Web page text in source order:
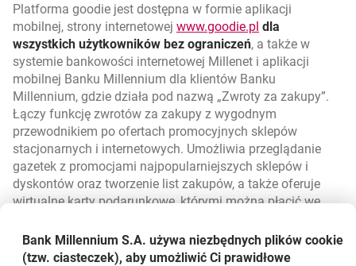
Platforma goodie jest dostępna w formie aplikacji
mobilnej, strony internetowej www.goodie.pl otwiera się w
otwiera się w
dla
wszystkich użytkowników bez ograniczeń, a także w
systemie bankowości internetowej Millenet i aplikacji
mobilnej Banku Millennium dla klientów Banku
Millennium, gdzie działa pod nazwą „Zwroty za zakupy”.
Łączy funkcję zwrotów za zakupy z wygodnym
przewodnikiem po ofertach promocyjnych sklepów
stacjonarnych i internetowych. Umożliwia przeglądanie
gazetek z promocjami najpopularniejszych sklepów i
dyskontów oraz tworzenie list zakupów, a także oferuje
wirtualne karty podarunkowe, którymi można płacić we
Polsce, w tym nawet na stacjach benzynowych czy w
restauracjach.
Bank Millennium S.A. używa niezbędnych plików cookie
(tzw. ciasteczek), aby umożliwić Ci prawidłowe